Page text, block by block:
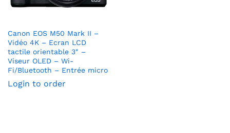
Canon EOS M50 Mark II –
Vidéo 4K – Ecran LCD
tactile orientable 3″ –
Viseur OLED – Wi-
Fi/Bluetooth – Entrée micro
Login to order